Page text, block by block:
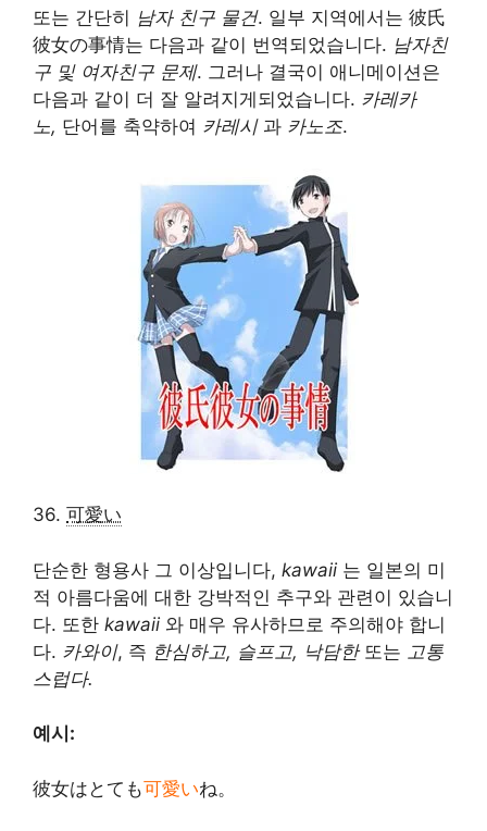
또는 간단히 남자 친구 물건. 일부 지역에서는 彼氏
彼女の事情는 다음과 같이 번역되었습니다. 남자친
구 및 여자친구 문제. 그러나 결국이 애니메이션은
다음과 같이 더 잘 알려지게되었습니다. 카레카
노, 단어를 축약하여 카레시과 카노조.
36. 可愛い
단순한 형용사 그 이상입니다, kawaii 는 일본의 미
적 아름다움에 대한 강박적인 추구와 관련이 있습니
다. 또한 kawaii 와 매우 유사하므로 주의해야 합니
다. 카와이, 즉 한심하고, 슬프고, 낙담한 또는 고통
스럽다.
예시:
彼女はとても可愛いね。